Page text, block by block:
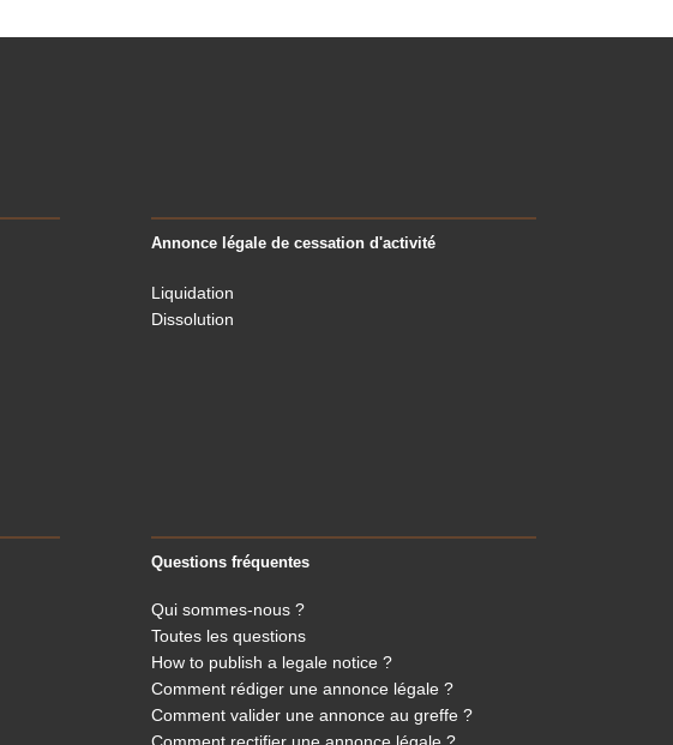
Annonce légale de cessation d'activité
Liquidation
Dissolution
Questions fréquentes
Qui sommes-nous ?
Toutes les questions
How to publish a legale notice ?
Comment rédiger une annonce légale ?
Comment valider une annonce au greffe ?